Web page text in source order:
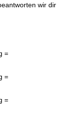
wir dir
=
=
=